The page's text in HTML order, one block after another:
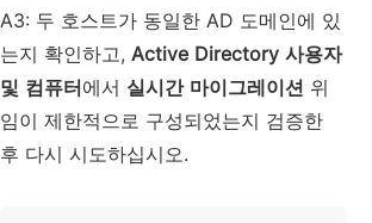
A3: 두 호스트가 동일한 AD 도메인에 있
는지 확인하고, Active Directory 사용자
및 컴퓨터에서 실시간 마이그레이션 위
임이 제한적으로 구성되었는지 검증한
후 다시 시도하십시오.